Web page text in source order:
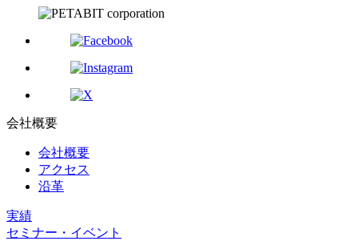
会社概要
会社概要
アクセス
沿革
実績
セミナー・イベント